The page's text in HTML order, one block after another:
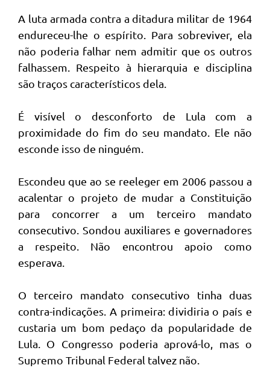
A luta armada contra a ditadura militar de 1964
endureceu-lhe o espírito. Para sobreviver, ela
não poderia falhar nem admitir que os outros
falhassem. Respeito à hierarquia e disciplina
são traços característicos dela.
É visível o desconforto de Lula com a
proximidade do fim do seu mandato. Ele não
esconde isso de ninguém.
Escondeu que ao se reeleger em 2006 passou a
acalentar o projeto de mudar a Constituição
para concorrer a um terceiro mandato
consecutivo. Sondou auxiliares e governadores
a respeito. Não encontrou apoio como
esperava.
O terceiro mandato consecutivo tinha duas
contra-indicações. A primeira: dividiria o país e
custaria um bom pedaço da popularidade de
Lula. O Congresso poderia aprová-lo, mas o
Supremo Tribunal Federal talvez não.